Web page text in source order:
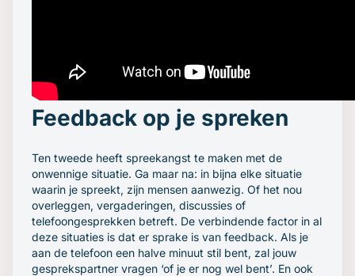
Feedback op je spreken
Ten tweede heeft spreekangst te maken met de
onwennige situatie. Ga maar na: in bijna elke situatie
waarin je spreekt, zijn mensen aanwezig. Of het nou
overleggen, vergaderingen, discussies of
telefoongesprekken betreft. De verbindende factor in al
deze situaties is dat er sprake is van feedback. Als je
aan de telefoon een halve minuut stil bent, zal jouw
gesprekspartner vragen ‘of je er nog wel bent’. En ook